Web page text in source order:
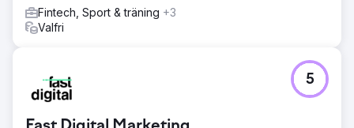
Fintech, Sport & träning +3
Valfri
5